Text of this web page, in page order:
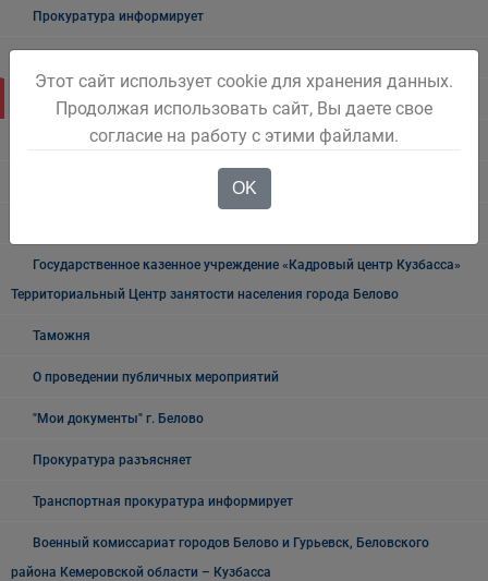
Прокуратура информирует
Полиция
УФСБ России
Государственное казенное учреждение «Кадровый центр Кузбасса»
Территориальный Центр занятости населения города Белово
Таможня
О проведении публичных мероприятий
"Мои документы" г. Белово
Прокуратура разъясняет
Транспортная прокуратура информирует
Военный комиссариат городов Белово и Гурьевск, Беловского
района Кемеровской области – Кузбасса
Этот сайт использует cookie для хранения данных.
Продолжая использовать сайт, Вы даете свое
согласие на работу с этими файлами.
OK